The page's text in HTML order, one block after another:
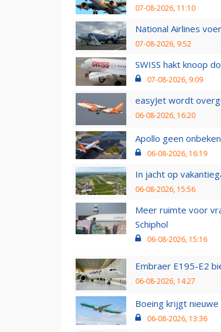
07-08-2026, 11:10
National Airlines
07-08-2026, 9:52
SWISS hakt knoop
07-08-2026, 9:09
easyJet wordt
06-08-2026, 16:20
Apollo geen
06-08-2026, 16:19
In jacht op
06-08-2026, 15:56
Meer ruimte voor
Schiphol
06-08-2026, 15:16
Embraer E195-E2
06-08-2026, 14:27
Boeing krijgt
06-08-2026, 13:36